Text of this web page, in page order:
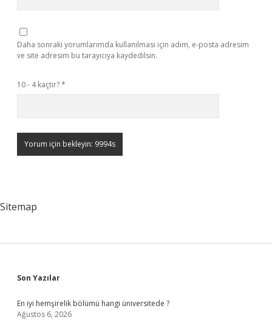
Daha sonraki yorumlarımda kullanılması için adım, e-posta adresim
ve site adresim bu tarayıcıya kaydedilsin.
10 - 4 kaçtır?*
Sitemap
Sidebar
Son Yazılar
En iyi hemşirelik bölümü hangi üniversitede ?
Ağustos 6, 2026